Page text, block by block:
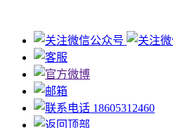
18605312460